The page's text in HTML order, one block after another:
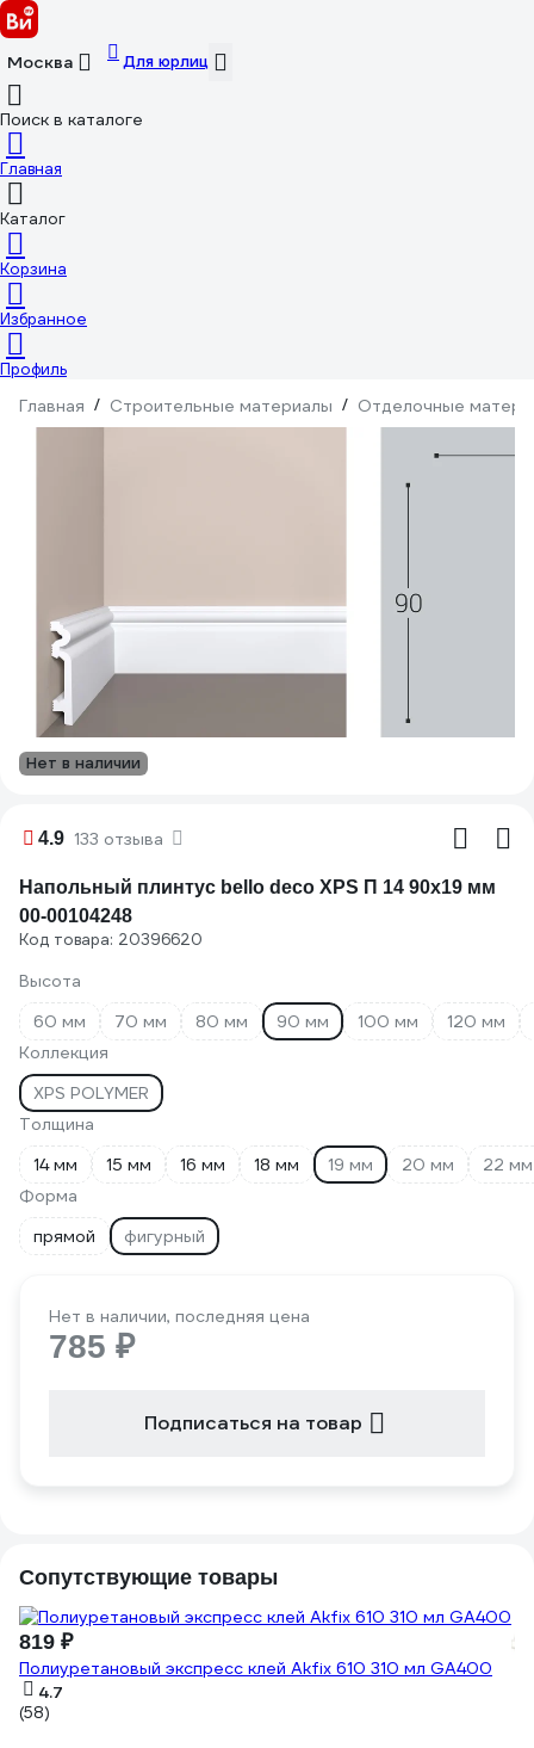
Москва Для юрлиц
Поиск в каталоге
Главная
Каталог
Корзина
Избранное
Профиль
Главная / Строительные материалы / Отделочные
Нет в наличии
4.9 133 отзыва
Напольный плинтус bello deco XPS П 14 90x19 мм
00-00104248
Код товара: 20396620
Высота
60 мм
70 мм 80 мм 90 мм 100 мм
120 мм
Коллекция
XPS POLYMER
Толщина
14 мм
15 мм 16 мм 18 мм 19 мм 20 мм
22 мм
Форма
прямой
фигурный
Нет в наличии, последняя цена
785 ₽
Подписаться на товар
Сопутствующие товары
819 ₽
Полиуретановый экспресс клей Akfix 610 310 мл GA400
4.7
(58)